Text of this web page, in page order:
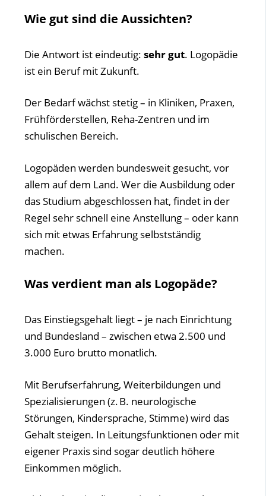
Wie gut sind die Aussichten?
Die Antwort ist eindeutig:sehr gut. Logopädie
ist ein Beruf mit Zukunft.
Der Bedarf wächst stetig – in Kliniken, Praxen,
Frühförderstellen, Reha-Zentren und im
schulischen Bereich.
Logopäden werden bundesweit gesucht, vor
allem auf dem Land. Wer die Ausbildung oder
das Studium abgeschlossen hat, findet in der
Regel sehr schnell eine Anstellung – oder kann
sich mit etwas Erfahrung selbstständig
machen.
Was verdient man als Logopäde?
Das Einstiegsgehalt liegt – je nach Einrichtung
und Bundesland – zwischen etwa 2.500 und
3.000 Euro brutto monatlich.
Mit Berufserfahrung, Weiterbildungen und
Spezialisierungen (z. B. neurologische
Störungen, Kindersprache, Stimme) wird das
Gehalt steigen. In Leitungsfunktionen oder mit
eigener Praxis sind sogar deutlich höhere
Einkommen möglich.